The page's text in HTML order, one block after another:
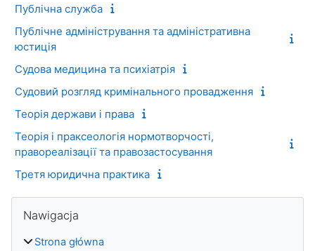
Публічна служба
Публічне адміністрування та адміністративна
юстиція
Судова медицина та психіатрія
Судовий розгляд кримінального провадження
Теорія держави і права
Теорія і праксеологія нормотворчості,
правореалізації та правозастосування
Третя юридична практика
Bloki
Nawigacja
Strona główna